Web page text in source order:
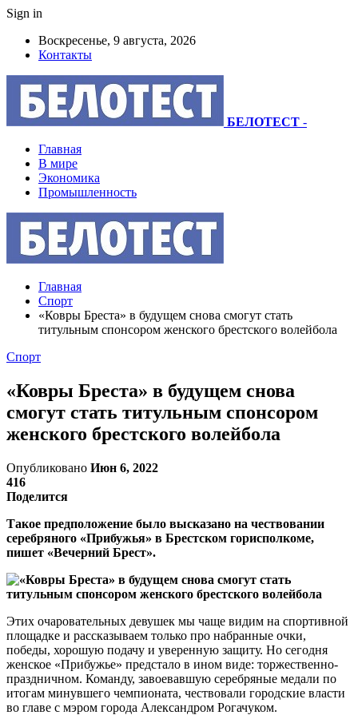
Sign in
Воскресенье, 9 августа, 2026
Контакты
БЕЛОТЕСТ -
Главная
В мире
Экономика
Промышленность
Главная
Спорт
«Ковры Бреста» в будущем снова смогут стать
титульным спонсором женского брестского волейбола
Спорт
«Ковры Бреста» в будущем снова
смогут стать титульным спонсором
женского брестского волейбола
Опубликовано Июн 6, 2022
416
Поделится
Такое предположение было высказано на чествовании
серебряного «Прибужья» в Брестском горисполкоме,
пишет «Вечерний Брест».
Этих очаровательных девушек мы чаще видим на спортивной
площадке и рассказываем только про набранные очки,
победы, хорошую подачу и уверенную защиту. Но сегодня
женское «Прибужье» предстало в ином виде: торжественно-
праздничном. Команду, завоевавшую серебряные медали по
итогам минувшего чемпионата, чествовали городские власти
во главе с мэром города Александром Рогачуком.